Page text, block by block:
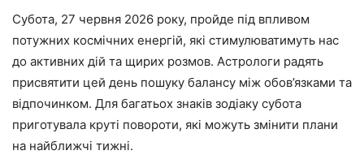
Субота, 27 червня 2026 року, пройде під впливом
потужних космічних енергій, які стимулюватимуть нас
до активних дій та щирих розмов. Астрологи радять
присвятити цей день пошуку балансу між обов’язками та
відпочинком. Для багатьох знаків зодіаку субота
приготувала круті повороти, які можуть змінити плани
на найближчі тижні.